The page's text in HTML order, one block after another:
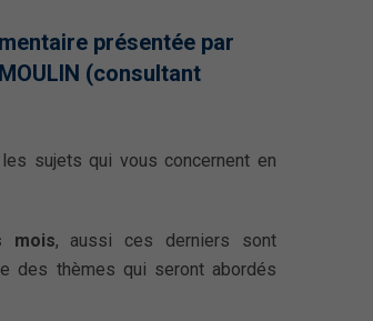
présentée par
(consultant
sujets qui vous concernent en
mois, aussi ces derniers sont
des thèmes qui seront abordés